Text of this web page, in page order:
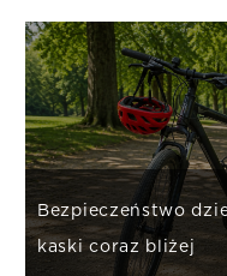
Bezpieczeństwo
kaski coraz bliżej